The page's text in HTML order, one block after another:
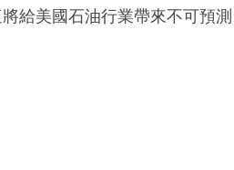
給美國石油行業帶來不可預測